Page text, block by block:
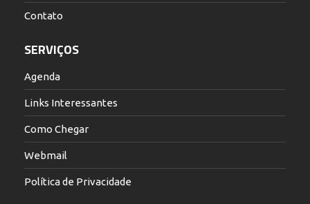
Contato
SERVIÇOS
Agenda
Links Interessantes
Como Chegar
Webmail
Política de Privacidade